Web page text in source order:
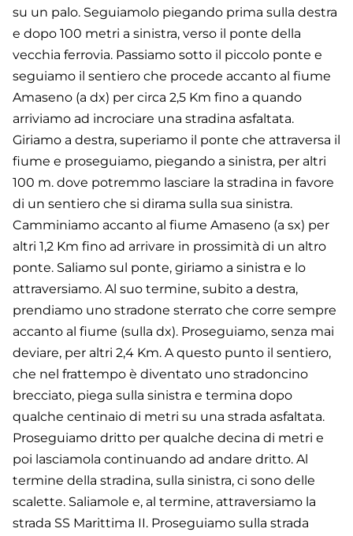
su un palo. Seguiamolo piegando prima sulla destra
e dopo 100 metri a sinistra, verso il ponte della
vecchia ferrovia. Passiamo sotto il piccolo ponte e
seguiamo il sentiero che procede accanto al fiume
Amaseno (a dx) per circa 2,5 Km fino a quando
arriviamo ad incrociare una stradina asfaltata.
Giriamo a destra, superiamo il ponte che attraversa il
fiume e proseguiamo, piegando a sinistra, per altri
100 m. dove potremmo lasciare la stradina in favore
di un sentiero che si dirama sulla sua sinistra.
Camminiamo accanto al fiume Amaseno (a sx) per
altri 1,2 Km fino ad arrivare in prossimità di un altro
ponte. Saliamo sul ponte, giriamo a sinistra e lo
attraversiamo. Al suo termine, subito a destra,
prendiamo uno stradone sterrato che corre sempre
accanto al fiume (sulla dx). Proseguiamo, senza mai
deviare, per altri 2,4 Km. A questo punto il sentiero,
che nel frattempo è diventato uno stradoncino
brecciato, piega sulla sinistra e termina dopo
qualche centinaio di metri su una strada asfaltata.
Proseguiamo dritto per qualche decina di metri e
poi lasciamola continuando ad andare dritto. Al
termine della stradina, sulla sinistra, ci sono delle
scalette. Saliamole e, al termine, attraversiamo la
strada SS Marittima II. Proseguiamo sulla strada